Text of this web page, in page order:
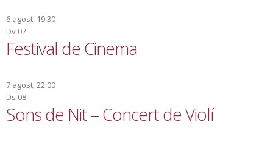
6 agost, 19:30
Dv 07
Festival de Cinema
7 agost, 22:00
Ds 08
Sons de Nit – Concert de Violí